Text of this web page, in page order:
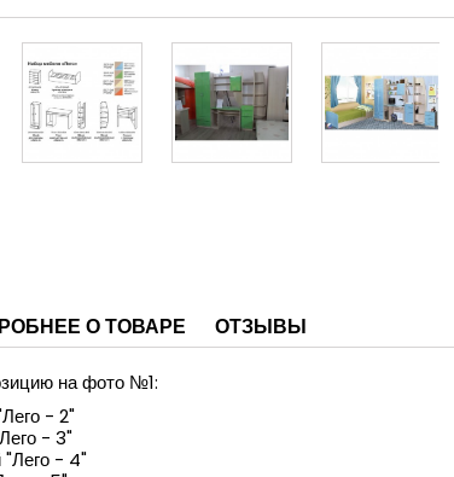
О ТОВАРЕ ОТЗЫВЫ
на фото №1:
- 2"
- 3"
"Лего - 4"